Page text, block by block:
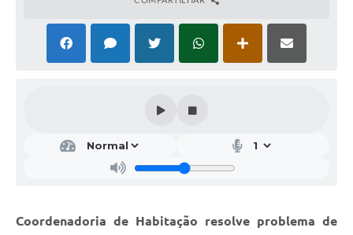
A Prefeitura
Coordenadoria de Habitação resolve problema de